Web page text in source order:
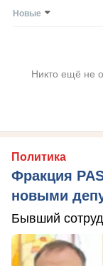
Новые
Никто ещё не
Политика
Фракция
новыми
Бывший